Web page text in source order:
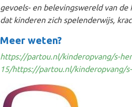
gevoels- en belevingswereld van
dat kinderen zich spelenderwijs,
Meer weten?
https://partou.nl/kinderopvang/s-
15/https://partou.nl/kinderopvang/